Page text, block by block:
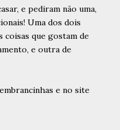
e pediram não uma,
Uma dos dois
coisas que gostam de
e outra de
e no site